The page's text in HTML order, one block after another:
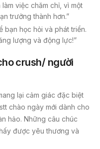
việc chăm chỉ, vì một
trưởng thành hơn.”
bạn học hỏi và phát triển.
lượng và động lực!”
crush/ người
lại cảm giác đặc biệt
chào ngày mới dành cho
hảo. Những câu chúc
được yêu thương và